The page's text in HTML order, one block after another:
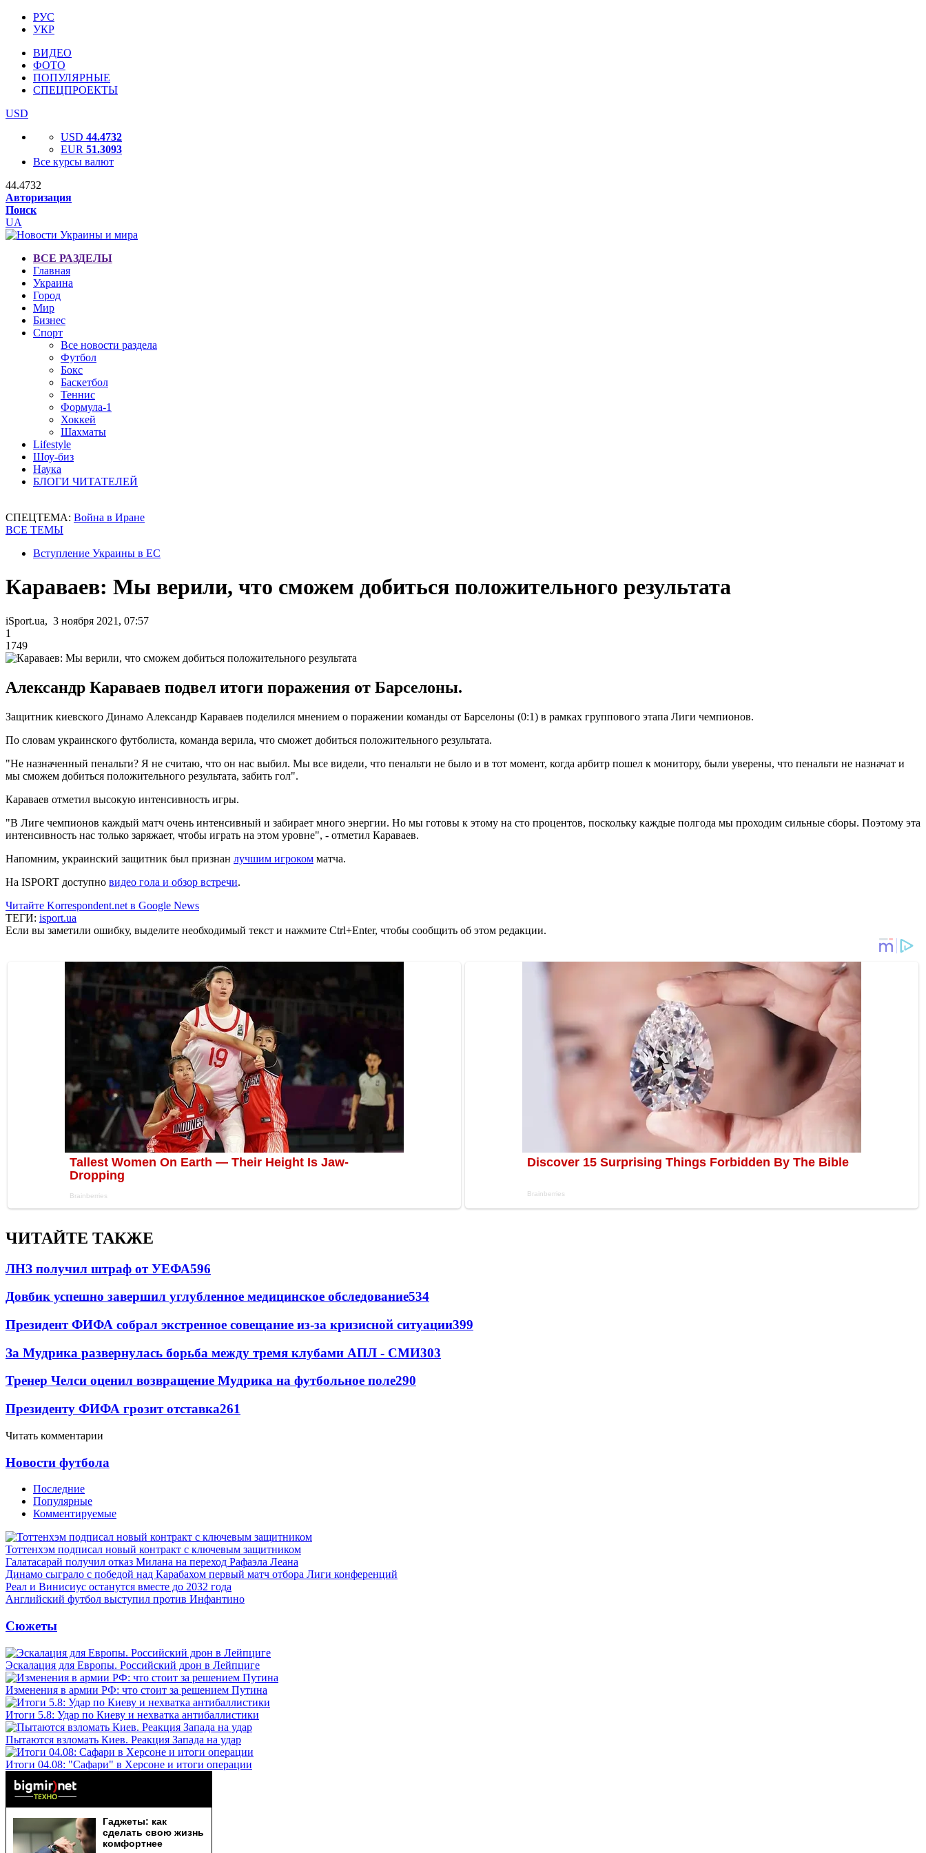
РУС
УКР
ВИДЕО
ФОТО
ПОПУЛЯРНЫЕ
СПЕЦПРОЕКТЫ
USD
USD 44.4732
EUR 51.3093
Все курсы валют
44.4732
Авторизация
Поиск
UA
ВСЕ РАЗДЕЛЫ
Главная
Украина
Город
Мир
Бизнес
Спорт
Все новости раздела
Футбол
Бокс
Баскетбол
Теннис
Формула-1
Хоккей
Шахматы
Lifestyle
Шоу-биз
Наука
БЛОГИ ЧИТАТЕЛЕЙ
СПЕЦТЕМА: Война в Иране
ВСЕ ТЕМЫ
Вступление Украины в ЕС
Караваев: Мы верили, что сможем добиться положительного результата
iSport.ua, 3 ноября 2021, 07:57
1
1749
Александр Караваев подвел итоги поражения от Барселоны.
Защитник киевского Динамо Александр Караваев поделился мнением о поражении команды от Барселоны (0:1) в рамках группового этапа Лиги чемпионов.
По словам украинского футболиста, команда верила, что сможет добиться положительного результата.
"Не назначенный пенальти? Я не считаю, что он нас выбил. Мы все видели, что пенальти не было и в тот момент, когда арбитр пошел к монитору, были уверены, что пенальти не назначат и
мы сможем добиться положительного результата, забить гол".
Караваев отметил высокую интенсивность игры.
"В Лиге чемпионов каждый матч очень интенсивный и забирает много энергии. Но мы готовы к этому на сто процентов, поскольку каждые полгода мы проходим сильные сборы. Поэтому эта
интенсивность нас только заряжает, чтобы играть на этом уровне", - отметил Караваев.
Напомним, украинский защитник был признан лучшим игроком матча.
На ISPORT доступно видео гола и обзор встречи.
Читайте Korrespondent.net в Google News
ТЕГИ: isport.ua
Если вы заметили ошибку, выделите необходимый текст и нажмите Ctrl+Enter, чтобы сообщить об этом редакции.
ЧИТАЙТЕ ТАКЖЕ
ЛНЗ получил штраф от УЕФА596
Довбик успешно завершил углубленное медицинское обследование534
Президент ФИФА собрал экстренное совещание из-за кризисной ситуации399
За Мудрика развернулась борьба между тремя клубами АПЛ - СМИ303
Тренер Челси оценил возвращение Мудрика на футбольное поле290
Президенту ФИФА грозит отставка261
Читать комментарии
Новости футбола
Последние
Популярные
Комментируемые
Тоттенхэм подписал новый контракт с ключевым защитником
Галатасарай получил отказ Милана на переход Рафаэла Леана
Динамо сыграло с победой над Карабахом первый матч отбора Лиги конференций
Реал и Винисиус останутся вместе до 2032 года
Английский футбол выступил против Инфантино
Сюжеты
Эскалация для Европы. Российский дрон в Лейпциге
Изменения в армии РФ: что стоит за решением Путина
Итоги 5.8: Удар по Киеву и нехватка антибаллистики
Пытаются взломать Киев. Реакция Запада на удар
Итоги 04.08: "Сафари" в Херсоне и итоги операции